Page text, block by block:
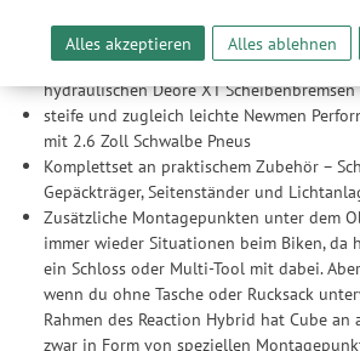
Werbeanzeigen für Sie bereitzustellen
unserer Website sicherzustellen und stetig
werden Ihre Daten auch an Drittanbieter
weitergegeben. Die Verarbeitung erfolgt
Zwecke der Einbindung von Streaming-
Durchführung von statistischer Analyse,
Produktempfehlungen und
Informationen zu den einzelnen
und der Speicherdauer finden Sie unter
Einwilligung ist freiwillig, für die Nutzung
erforderlich und gilt, bis sie widerrufen
Einwilligung unter Einstellungen
Drittanbieter erteilen und jederzeit für die
Alles akzeptieren Alles ablehnen
Schaltung
wetterunabhängig sicher gebremst wird
hydraulischen Deore XT
steife und zugleich leichte Newmen
mit 2.6 Zoll Schwalbe Pneus
Komplettset an praktischem Zubehör –
Gepäckträger, Seitenständer und
Zusätzliche Montagepunkten unter dem
immer wieder Situationen beim Biken, da
ein Schloss oder Multi-Tool mit dabei.
wenn du ohne Tasche oder Rucksack
Rahmen des Reaction Hybrid hat Cube an
zwar in Form von speziellen